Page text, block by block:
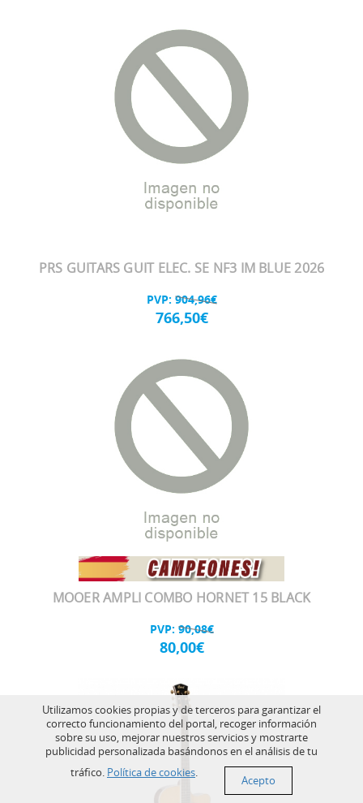
PRS GUITARS GUIT ELEC. SE NF3 IM BLUE 2026
PVP: 904,96€
766,50€
MOOER AMPLI COMBO HORNET 15 BLACK
PVP: 90,08€
80,00€
Utilizamos cookies propias y de terceros para garantizar el
correcto funcionamiento del portal, recoger información
sobre su uso, mejorar nuestros servicios y mostrarte
publicidad personalizada basándonos en el análisis de tu
tráfico. Política de cookies.
Acepto